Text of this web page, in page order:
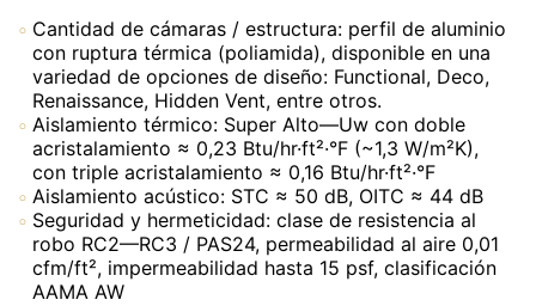
Cantidad de cámaras / estructura: perfil de aluminio
con ruptura térmica (poliamida), disponible en una
variedad de opciones de diseño: Functional, Deco,
Renaissance, Hidden Vent, entre otros.
Aislamiento térmico: Super Alto—Uw con doble
acristalamiento ≈ 0,23 Btu/hr·ft²·°F (~1,3 W/m²K),
con triple acristalamiento ≈ 0,16 Btu/hr·ft²·°F
Aislamiento acústico: STC ≈ 50 dB, OITC ≈ 44 dB
Seguridad y hermeticidad: clase de resistencia al
robo RC2—RC3 / PAS24, permeabilidad al aire 0,01
cfm/ft², impermeabilidad hasta 15 psf, clasificación
AAMA AW